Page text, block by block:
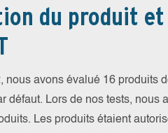
du produit
nous avons évalué 16 produits
défaut. Lors de nos tests,
Les produits étaient